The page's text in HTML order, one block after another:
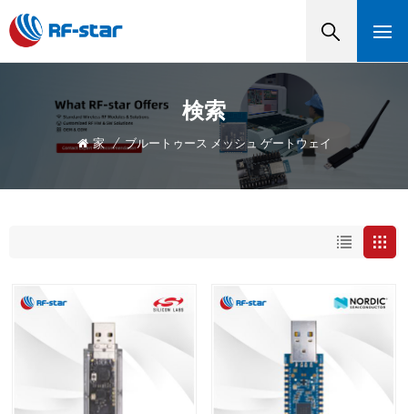
検索
家 / ブルートゥース メッシュ ゲートウェイ